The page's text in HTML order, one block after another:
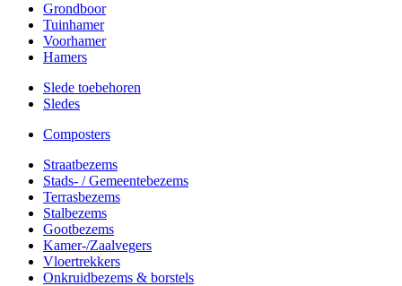
Grondboor
Tuinhamer
Voorhamer
Hamers
Slede toebehoren
Sledes
Composters
Straatbezems
Stads- / Gemeentebezems
Terrasbezems
Stalbezems
Gootbezems
Kamer-/Zaalvegers
Vloertrekkers
Onkruidbezems & borstels